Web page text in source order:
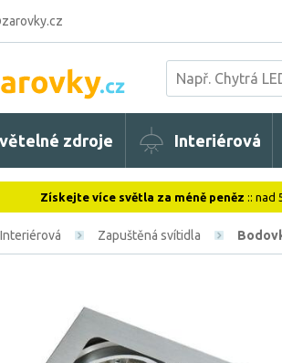
zdroje Interiérová
Získejte více světla za méně peněz :: nad
Interiérová Zapuštěná svítidla